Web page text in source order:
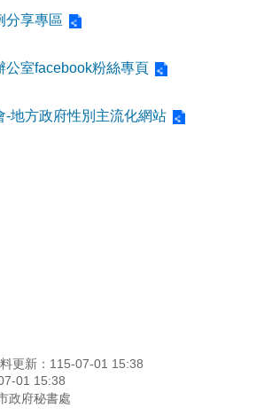
分享專區
公室facebook粉絲專頁
-地方政府性別主流化網站
更新：115-07-01 15:38
01 15:38
政府秘書處